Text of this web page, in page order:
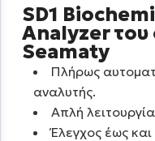
SD1
Analyzer του
Seamaty
Πλήρως
αναλυτής.
Απλή
Έλεγχος έως